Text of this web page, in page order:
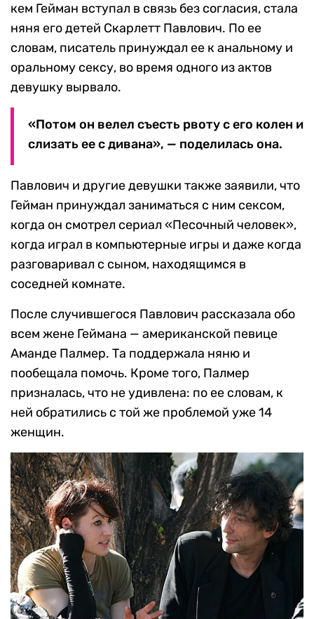
кем Гейман вступал в связь без согласия, стала
няня его детей Скарлетт Павлович. По ее
словам, писатель принуждал ее к анальному и
оральному сексу, во время одного из актов
девушку вырвало.
«Потом он велел съесть рвоту с его колен и
слизать ее с дивана», — поделилась она.
Павлович и другие девушки также заявили, что
Гейман принуждал заниматься с ним сексом,
когда он смотрел сериал «Песочный человек»,
когда играл в компьютерные игры и даже когда
разговаривал с сыном, находящимся в
соседней комнате.
После случившегося Павлович рассказала обо
всем жене Геймана — американской певице
Аманде Палмер. Та поддержала няню и
пообещала помочь. Кроме того, Палмер
призналась, что не удивлена: по ее словам, к
ней обратились с той же проблемой уже 14
женщин.